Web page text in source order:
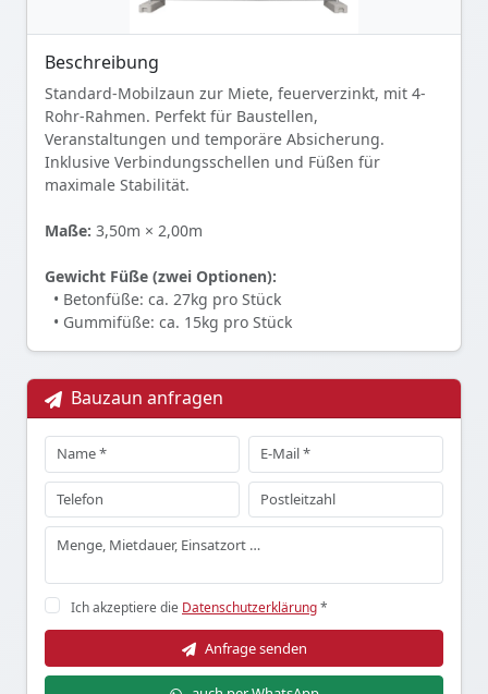
Beschreibung
Standard-Mobilzaun zur Miete, feuerverzinkt, mit 4-
Rohr-Rahmen. Perfekt für Baustellen,
Veranstaltungen und temporäre Absicherung.
Inklusive Verbindungsschellen und Füßen für
maximale Stabilität.
Maße: 3,50m × 2,00m
Gewicht Füße (zwei Optionen):
• Betonfüße: ca. 27kg pro Stück
• Gummifüße: ca. 15kg pro Stück
Bauzaun anfragen
Ich akzeptiere die Datenschutzerklärung*
Anfrage senden